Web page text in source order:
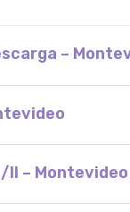
–
II – Montevideo